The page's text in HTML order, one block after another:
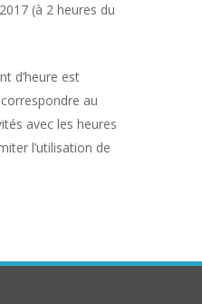
(à 2 heures du
d’heure est
au
avec les heures
l’utilisation de